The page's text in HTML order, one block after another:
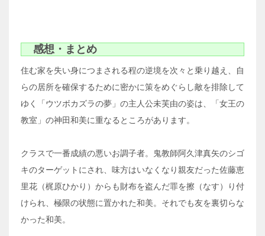
感想・まとめ
住む家を失い身につまされる程の逆境を次々と乗り越え、自
らの居所を確保するために密かに策をめぐらし敵を排除して
ゆく「ウツボカズラの夢」の主人公未芙由の姿は、「女王の
教室」の神田和美に重なるところがあります。
クラスで一番成績の悪いお調子者。鬼教師阿久津真矢のシゴ
キのターゲットにされ、味方はいなくなり親友だった佐藤恵
里花（梶原ひかり）からも財布を盗んだ罪を擦（なす）り付
けられ、極限の状態に置かれた和美。それでも友を裏切らな
かった和美。